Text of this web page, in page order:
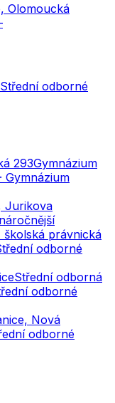
Olomoucká
Střední odborné
293Gymnázium
Gymnázium
Jurikova
náročnější
právnická
odborné
Střední odborná
odborné
Nová
odborné